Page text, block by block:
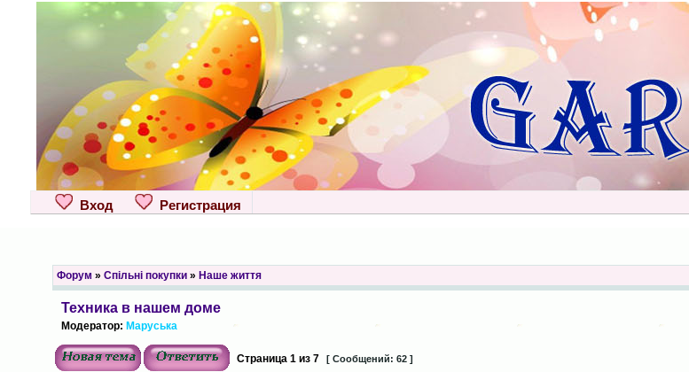
Вход Регистрация
Форум » Спільні покупки» Наше життя
Техника в нашем доме
Модератор: Маруська
Страница 1из 7 [ Сообщений: 62 ]